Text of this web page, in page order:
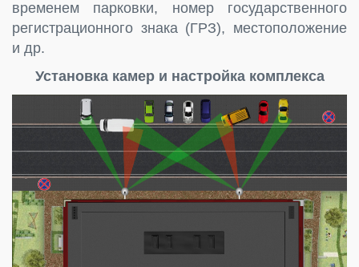
временем парковки, номер государственного
регистрационного знака (ГРЗ), местоположение
и др.
Установка камер и настройка комплекса